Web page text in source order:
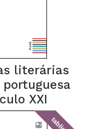
literárias
XXI